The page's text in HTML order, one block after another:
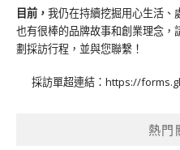
目前， 我仍在持續挖掘用心生活、
也有很棒的品牌故事和創業理念，
劃採訪行程，並與您聯繫！
採訪單超連結： https://
熱門